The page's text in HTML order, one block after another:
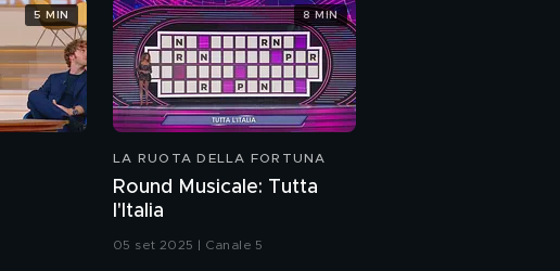
5 MIN
LA RUOTA DELLA FORTUNA
Round Musicale: Tutta
l'Italia
05 set 2025 | Canale 5
8 MIN